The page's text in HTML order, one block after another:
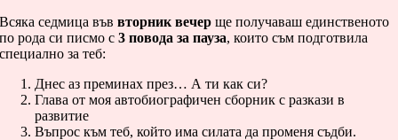
Всяка седмица въввторник вечер ще получаваш единственото
по рода си писмо с3 повода за пауза, които съм подготвила
специално за теб:
Днес аз преминах през… А ти как си?
Глава от моя автобиографичен сборник с разкази в
развитие
Въпрос към теб, който има силата да променя съдби.